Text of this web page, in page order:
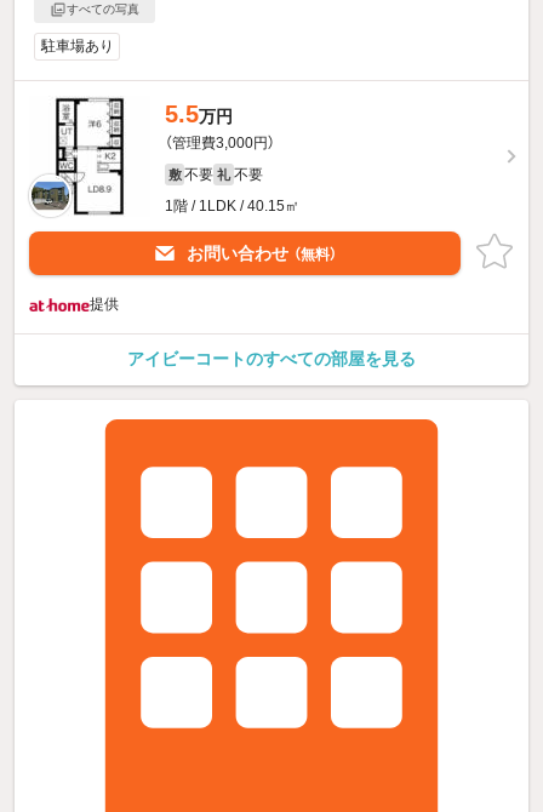
すべての写真
駐車場あり
5.5万円
（管理費3,000円）
敷 不要 礼 不要
1階 / 1LDK / 40.15㎡
お問い合わせ （無料）
提供
アイビーコートのすべての部屋を見る